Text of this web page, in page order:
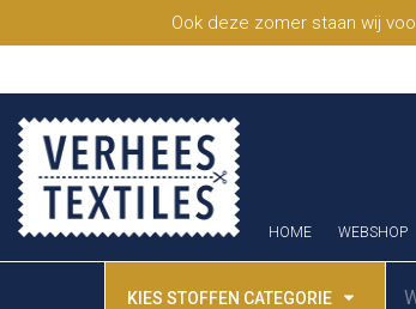
Ook deze zomer staan wij
HOME WEBSHOP
KIES STOFFEN CATEGORIE